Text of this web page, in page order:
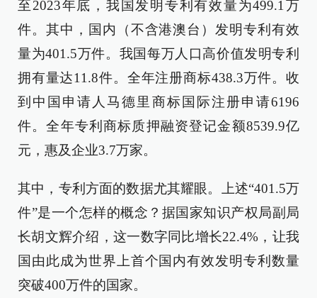
至2023年底，我国发明专利有效量为499.1万
件。其中，国内（不含港澳台）发明专利有效
量为401.5万件。我国每万人口高价值发明专利
拥有量达11.8件。全年注册商标438.3万件。收
到中国申请人马德里商标国际注册申请6196
件。全年专利商标质押融资登记金额8539.9亿
元，惠及企业3.7万家。
其中，专利方面的数据尤其耀眼。上述“401.5万
件”是一个怎样的概念？据国家知识产权局副局
长胡文辉介绍，这一数字同比增长22.4%，让我
国由此成为世界上首个国内有效发明专利数量
突破400万件的国家。